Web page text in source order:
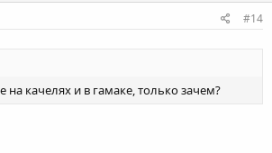
#14
качелях и в гамаке, только зачем?